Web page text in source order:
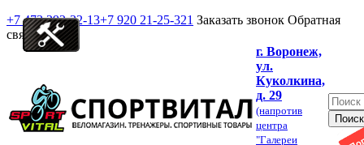
+7 473 292-32-13+7 920 21-25-321 Заказать звонок Обратная
связь
г. Воронеж,
ул.
Куколкина,
д. 29
(напротив
центра
"Галереи